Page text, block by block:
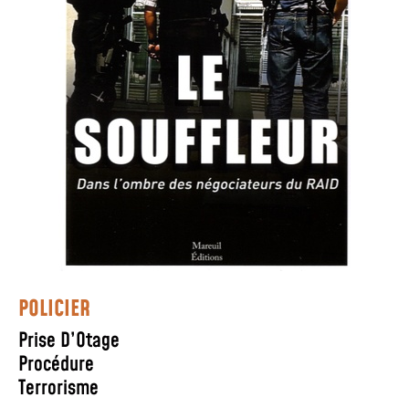
POLICIER
Prise D’Otage
Procédure
Terrorisme